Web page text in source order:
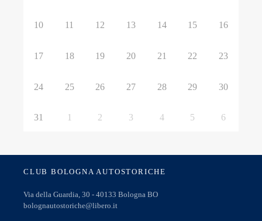
10 11 12 13 14 15 16
17 18 19 20 21 22 23
24 25 26 27 28 29 30
31 1 2 3 4 5 6
CLUB BOLOGNA AUTOSTORICHE
Via della Guardia, 30 - 40133 Bologna BO
bolognautostoriche@libero.it